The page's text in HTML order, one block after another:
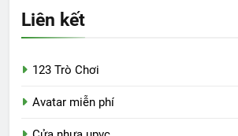
Liên kết
123 Trò Chơi
Avatar miễn phí